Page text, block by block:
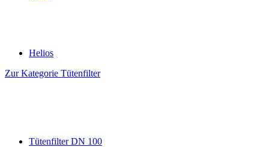
Helios
Zur Kategorie Tütenfilter
Tütenfilter DN 100